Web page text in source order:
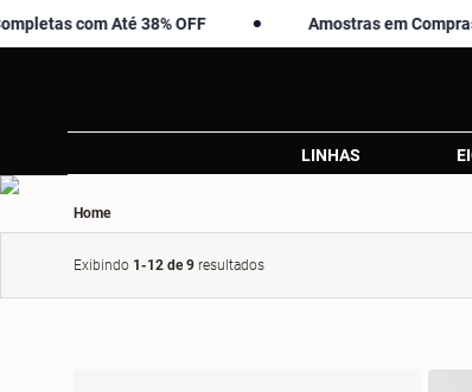
Até 38% OFF Amostras em Compras Acima
LINHAS
Home
Exibindo 1-12 de 9 resultados